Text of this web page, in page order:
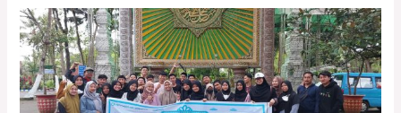
OUTING
CLASS
MADRASAH
ALIAH
AL